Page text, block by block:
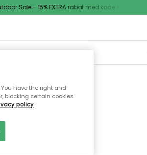
Sale - 15% EXTRA rabat med kode
du
have the right and
blocking certain cookies
policy